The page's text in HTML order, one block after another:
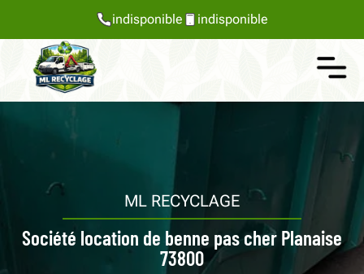
indisponible indisponible
ML RECYCLAGE
Société location de benne pas cher Planaise
73800